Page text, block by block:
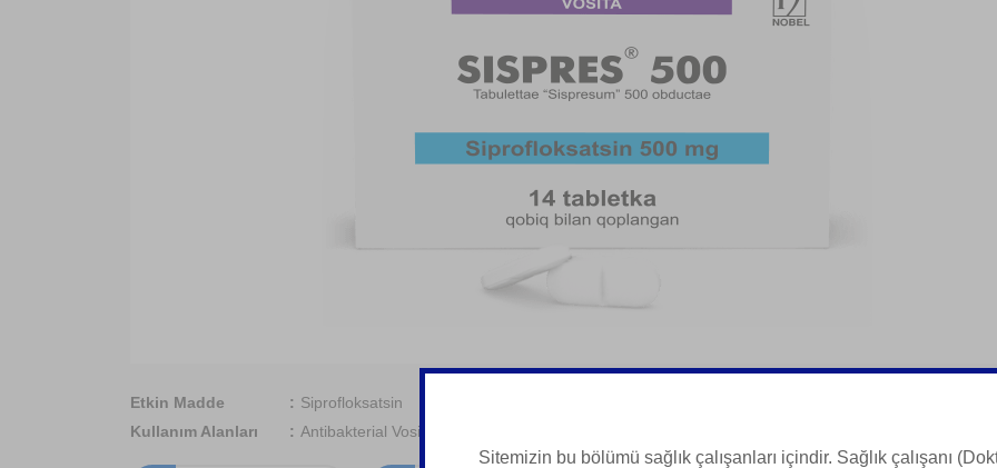
Etkin Madde
Siprofloksatsin
Kullanım Alanları
Antibakterial Vosita (Ftorxinolonlar Guruhi)
Sitemizin bu bölümü sağlık çalışanları içindir. Sağlık çalışanı